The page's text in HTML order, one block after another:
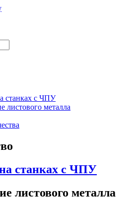
станках с ЧПУ
листового металла
станках с ЧПУ
листового металла